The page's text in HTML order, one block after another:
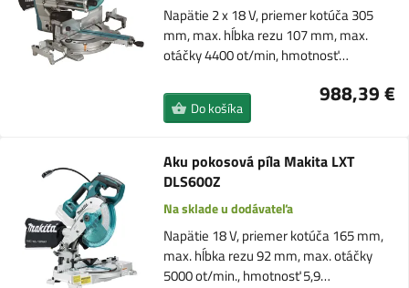
Napätie 2 x 18 V, priemer kotúča 305
mm, max. hĺbka rezu 107 mm, max.
otáčky 4400 ot/min, hmotnosť…
988,39 €
Do košíka
Aku pokosová píla Makita LXT
DLS600Z
Na sklade u dodávateľa
Napätie 18 V, priemer kotúča 165 mm,
max. hĺbka rezu 92 mm, max. otáčky
5000 ot/min., hmotnosť 5,9…